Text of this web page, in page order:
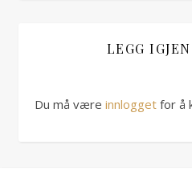
LEGG
Du må være innlogget for å